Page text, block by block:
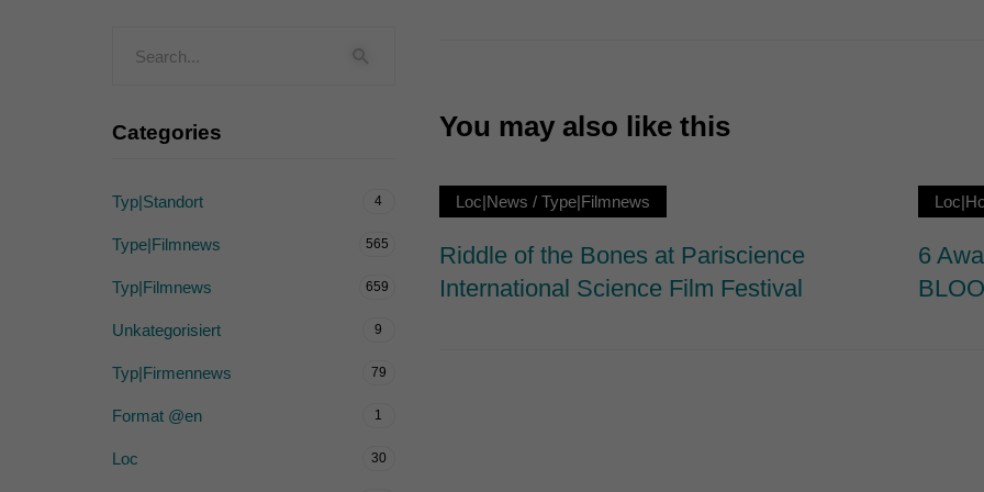
You may also like this
Loc|News / Type|Filmnews
Riddle of the Bones at Pariscience
International Science Film Festival
6
Categories
Typ|Standort 4
Type|Filmnews 565
Typ|Filmnews 659
Unkategorisiert 9
Typ|Firmennews 79
Format @en 1
Loc 30
Inhalte von Videoplattformen und Social-Media-Plattformen werden standardmäßig blockiert. Wenn Cookies
Cookie-Informationen anzeigen